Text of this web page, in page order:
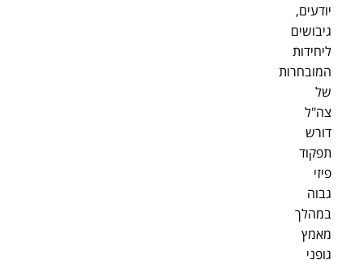
יודעים,
גיבושים
ליחידות
המובחרות
של
צה"ל
דורש
תפקוד
פיזי
גבוה
במהלך
מאמץ
גופני